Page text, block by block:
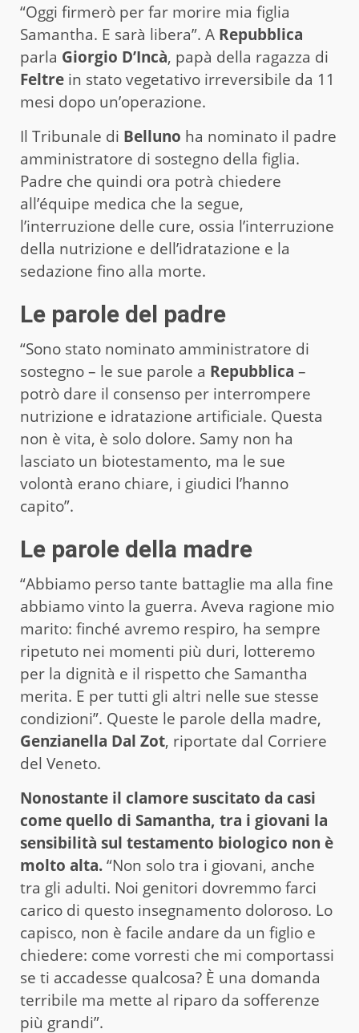
“Oggi firmerò per far morire mia figlia
Samantha. E sarà libera”. A Repubblica
parla Giorgio D’Incà, papà della ragazza di
Feltre in stato vegetativo irreversibile da 11
mesi dopo un’operazione.
Il Tribunale di Belluno ha nominato il padre
amministratore di sostegno della figlia.
Padre che quindi ora potrà chiedere
all’équipe medica che la segue,
l’interruzione delle cure, ossia l’interruzione
della nutrizione e dell’idratazione e la
sedazione fino alla morte.
Le parole del padre
“Sono stato nominato amministratore di
sostegno – le sue parole a Repubblica –
potrò dare il consenso per interrompere
nutrizione e idratazione artificiale. Questa
non è vita, è solo dolore. Samy non ha
lasciato un biotestamento, ma le sue
volontà erano chiare, i giudici l’hanno
capito”.
Le parole della madre
“Abbiamo perso tante battaglie ma alla fine
abbiamo vinto la guerra. Aveva ragione mio
marito: finché avremo respiro, ha sempre
ripetuto nei momenti più duri, lotteremo
per la dignità e il rispetto che Samantha
merita. E per tutti gli altri nelle sue stesse
condizioni”. Queste le parole della madre,
Genzianella Dal Zot, riportate dal Corriere
del Veneto.
Nonostante il clamore suscitato da casi
come quello di Samantha, tra i giovani la
sensibilità sul testamento biologico non è
molto alta.“Non solo tra i giovani, anche
tra gli adulti. Noi genitori dovremmo farci
carico di questo insegnamento doloroso. Lo
capisco, non è facile andare da un figlio e
chiedere: come vorresti che mi comportassi
se ti accadesse qualcosa? È una domanda
terribile ma mette al riparo da sofferenze
più grandi”.